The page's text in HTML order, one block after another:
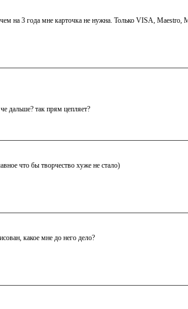
на 3 года мне карточка не нужна. Только VISA,
дальше? так прям цепляет?
что бы творчество хуже не стало)
какое мне до него дело?